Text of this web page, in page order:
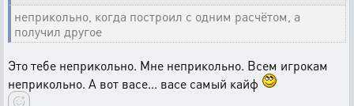
неприкольно, когда построил с одним расчётом, а
получил другое
Это тебе неприкольно. Мне неприкольно. Всем игрокам
неприкольно. А вот васе... васе самый кайф